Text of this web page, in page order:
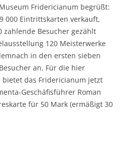
Fridericianum begrüßt:
000 Eintrittskarten verkauft,
zahlende Besucher gezählt
120 Meisterwerke
in den ersten sieben
an. Für die hier
das Fridericianum jetzt
Geschäfisführer Roman
für 50 Mark (ermäßigt 30